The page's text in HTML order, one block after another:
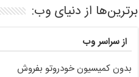
برترین‌ها از دنیای وب:
از سراسر وب
بدون کمیسیون خودروتو بفروش